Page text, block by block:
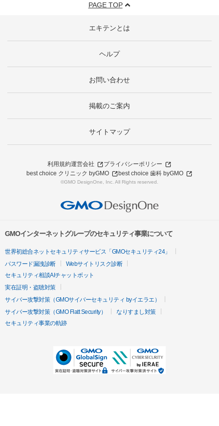
PAGE TOP
エキテンとは
ヘルプ
お問い合わせ
掲載のご案内
サイトマップ
利用規約運営会社
プライバシーポリシー
best choice クリニック byGMO
best choice 歯科 byGMO
©GMO DesignOne, Inc. All Rights reserved.
GMOインターネットグループのセキュリティ事業について
世界初総合ネットセキュリティサービス「GMOセキュリティ24」
パスワード漏洩診断
Webサイトリスク診断
セキュリティ相談AIチャットボット
実在証明・盗聴対策
サイバー攻撃対策（GMOサイバーセキュリティ byイエラエ）
サイバー攻撃対策（GMO Flatt Security）
なりすまし対策
セキュリティ事業の軌跡